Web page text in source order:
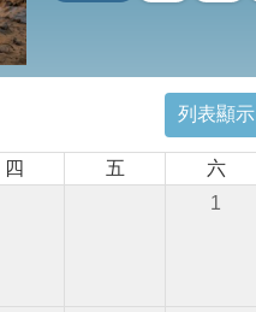
列表顯示
四 五
六
1